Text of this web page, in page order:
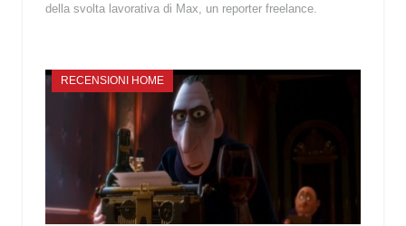
della svolta lavorativa di Max, un reporter freelance.
RECENSIONI HOME